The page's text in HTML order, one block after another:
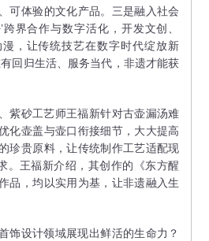
可体验的文化产品。三是融入社会
跨界合作与数字活化，开发文创、
，让传统技艺在数字时代绽放新
回归生活、服务当代，非遗才能获
砂工艺师王福新针对古壶漏汤难
化壶盖与壶口衔接细节，大大提高
珍贵原料，让传统制作工艺适配现
。王福新介绍，其创作的《东方醒
品，均以实用为基，让非遗融入生
设计领域展现出鲜活的生命力？